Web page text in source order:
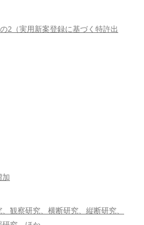
2（実用新案登録に基づく特許出
加
観察研究、横断研究、縦断研究、